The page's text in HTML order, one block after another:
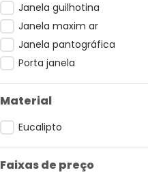
Janela guilhotina
Janela maxim ar
Janela pantográfica
Porta janela
Material
Eucalipto
Faixas de preço